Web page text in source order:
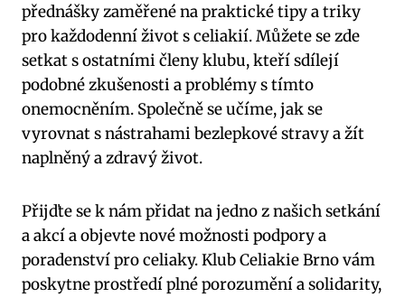
přednášky zaměřené na praktické tipy a triky
pro každodenní život s celiakií. Můžete se zde
setkat s ostatními členy klubu, kteří sdílejí
podobné zkušenosti a problémy s tímto
onemocněním. Společně se učíme, jak se
vyrovnat s nástrahami bezlepkové stravy a žít
naplněný a zdravý život.
Přijďte se k nám přidat na jedno z našich setkání
a akcí a objevte nové možnosti podpory a
poradenství pro celiaky. Klub Celiakie Brno vám
poskytne prostředí plné porozumění a solidarity,